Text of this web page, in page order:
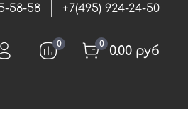
58-58 +7(495) 924-24-50
0 0 0.00 руб